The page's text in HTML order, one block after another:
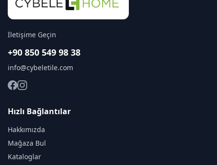
İletişime Geçin
+90 850 549 98 38
info@cybeletile.com
Hızlı Bağlantılar
Hakkımızda
Mağaza Bul
Kataloglar